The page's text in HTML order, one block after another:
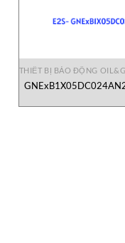
THIẾT BỊ BÁO ĐỘNG